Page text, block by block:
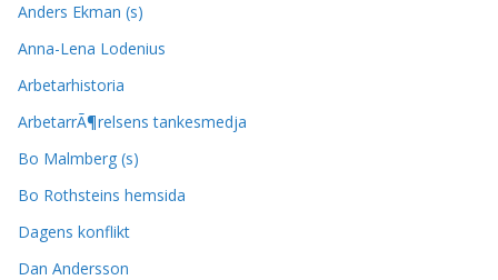
Anders Ekman (s)
Anna-Lena Lodenius
Arbetarhistoria
ArbetarrÃ¶relsens tankesmedja
Bo Malmberg (s)
Bo Rothsteins hemsida
Dagens konflikt
Dan Andersson